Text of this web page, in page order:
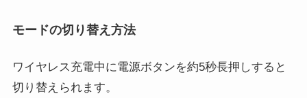
モードの切り替え方法
ワイヤレス充電中に電源ボタンを約5秒長押しすると
切り替えられます。